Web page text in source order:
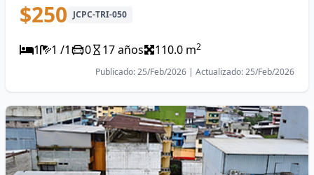
$250 JCPC-TRI-050
1 1 /1 0 17 años 110.0 m2
Publicado: 25/Feb/2026 | Actualizado: 25/Feb/2026